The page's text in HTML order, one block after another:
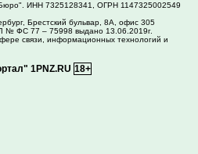
ИНН 7325128341, ОГРН 1147325002549
Брестский бульвар, 8А, офис 305
№ ФС 77 – 75998 выдано 13.06.2019г.
связи, информационных технологий и
1PNZ.RU 18+